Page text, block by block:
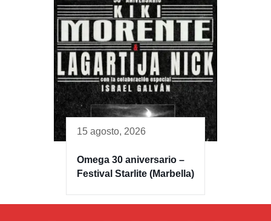
15 agosto, 2026
Omega 30 aniversario –
Festival Starlite (Marbella)